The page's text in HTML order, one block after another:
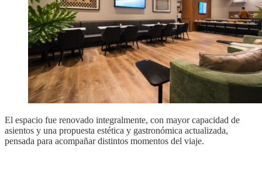
El espacio fue renovado integralmente, con mayor capacidad de
asientos y una propuesta estética y gastronómica actualizada,
pensada para acompañar distintos momentos del viaje.